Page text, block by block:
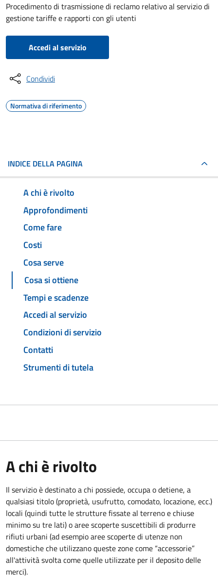
Procedimento di trasmissione di reclamo relativo al servizio di
gestione tariffe e rapporti con gli utenti
Accedi al servizio
Condividi
Normativa di riferimento
INDICE DELLA PAGINA
A chi è rivolto
Approfondimenti
Come fare
Costi
Cosa serve
Cosa si ottiene
Tempi e scadenze
Accedi al servizio
Condizioni di servizio
Contatti
Strumenti di tutela
A chi è rivolto
Il servizio è destinato a chi possiede, occupa o detiene, a
qualsiasi titolo (proprietà, usufrutto, comodato, locazione, ecc.)
locali (quindi tutte le strutture fissate al terreno e chiuse
minimo su tre lati) o aree scoperte suscettibili di produrre
rifiuti urbani (ad esempio aree scoperte di utenze non
domestiche che utilizzano queste zone come “accessorie”
all'attività svolta come quelle utilizzate per il deposito delle
merci).